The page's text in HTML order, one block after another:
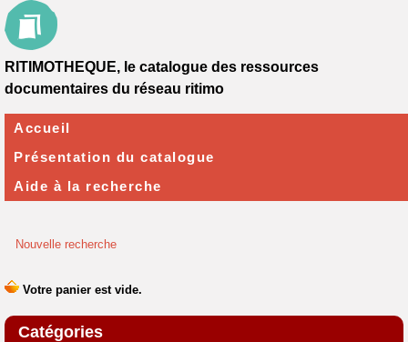
Nouvelle recherche
Catégories
RITIMOTHEQUE, le catalogue des ressources
documentaires du réseau ritimo
Accueil
Présentation du catalogue
Aide à la recherche